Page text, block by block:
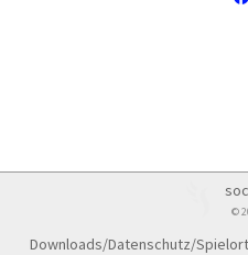
©
Downloads/Datenschutz/